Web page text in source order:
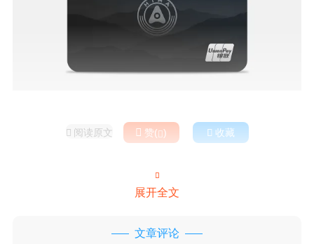
 阅读原文  赞()  收藏

展开全文
文章评论